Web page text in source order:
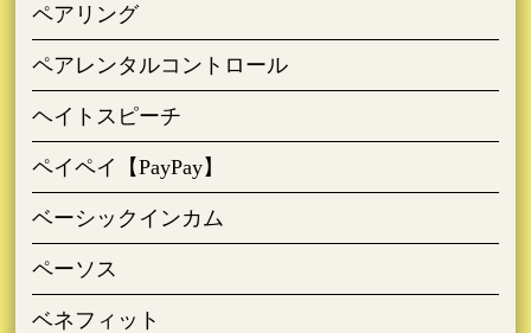
ペアリング
ペアレンタルコントロール
ヘイトスピーチ
ペイペイ【PayPay】
ベーシックインカム
ペーソス
ベネフィット